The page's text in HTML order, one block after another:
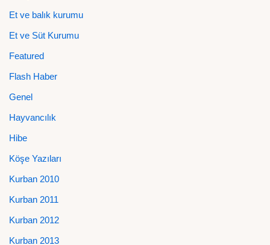
Et ve balık kurumu
Et ve Süt Kurumu
Featured
Flash Haber
Genel
Hayvancılık
Hibe
Köşe Yazıları
Kurban 2010
Kurban 2011
Kurban 2012
Kurban 2013